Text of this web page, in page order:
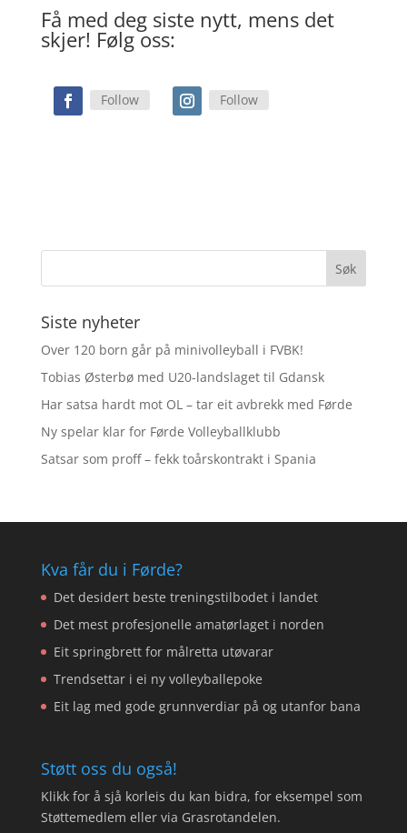
Få med deg siste nytt, mens det
skjer! Følg oss:
Follow Follow
Siste nyheter
Over 120 born går på minivolleyball i FVBK!
Tobias Østerbø med U20-landslaget til Gdansk
Har satsa hardt mot OL – tar eit avbrekk med Førde
Ny spelar klar for Førde Volleyballklubb
Satsar som proff – fekk toårskontrakt i Spania
Kva får du i Førde?
Det desidert beste treningstilbodet i landet
Det mest profesjonelle amatørlaget i norden
Eit springbrett for målretta utøvarar
Trendsettar i ei ny volleyballepoke
Eit lag med gode grunnverdiar på og utanfor bana
Støtt oss du også!
Klikk for å sjå korleis du kan bidra, for eksempel som
Støttemedlem eller via Grasrotandelen.